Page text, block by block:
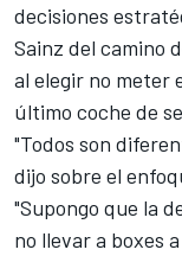
decisiones
Sainz del camino
al elegir no meter
último coche de
"Todos son
dijo sobre el
"Supongo que la
no llevar a boxes